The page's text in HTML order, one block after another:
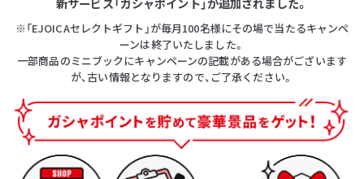
※「EJOICAセレクトギフト」が毎月100名様にその場で当たるキャンペ
ーンは終了いたしました。
一部商品のミニブックにキャンペーンの記載がある場合がございます
が、古い情報となりますので、ご了承ください。